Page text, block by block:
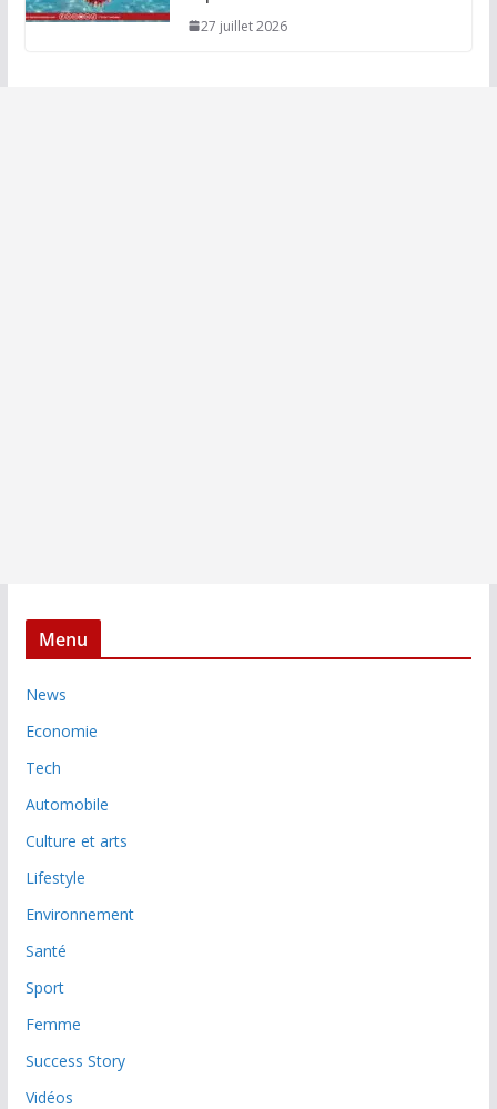
27 juillet 2026
Menu
News
Economie
Tech
Automobile
Culture et arts
Lifestyle
Environnement
Santé
Sport
Femme
Success Story
Vidéos